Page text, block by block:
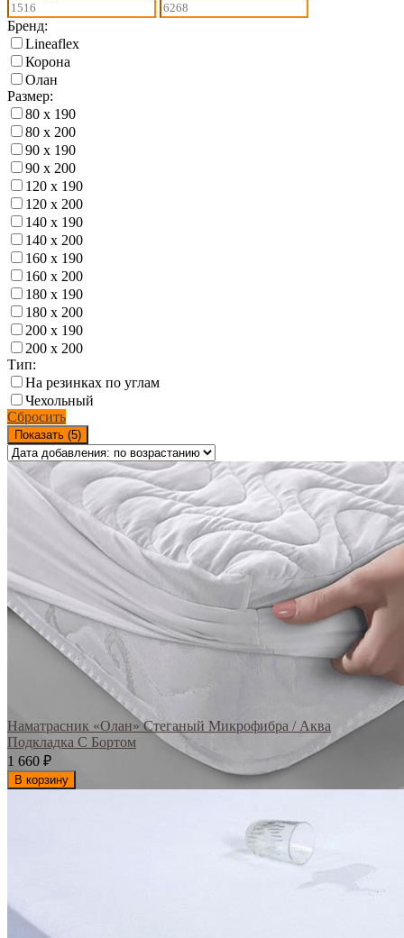
Бренд:
Lineaflex
Корона
Олан
Размер:
80 х 190
80 х 200
90 х 190
90 х 200
120 х 190
120 х 200
140 х 190
140 х 200
160 х 190
160 х 200
180 х 190
180 х 200
200 х 190
200 х 200
Тип:
На резинках по углам
Чехольный
Сбросить
Показать (5)
Наматрасник «Олан» Стеганый Микрофибра / Аква
Подкладка С Бортом
1 660 ₽
В корзину